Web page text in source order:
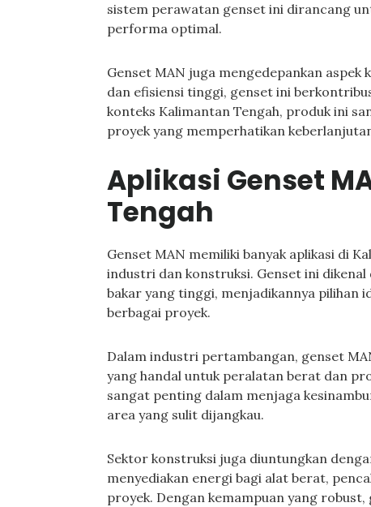
sistem perawatan genset ini dirancang
performa optimal.
Genset MAN juga mengedepankan
dan efisiensi tinggi, genset ini
konteks Kalimantan Tengah, produk ini
proyek yang memperhatikan
Aplikasi Genset
Tengah
Genset MAN memiliki banyak aplikasi di
industri dan konstruksi. Genset ini dikenal
bakar yang tinggi, menjadikannya pilihan
berbagai proyek.
Dalam industri pertambangan, genset
yang handal untuk peralatan berat dan
sangat penting dalam menjaga
area yang sulit dijangkau.
Sektor konstruksi juga diuntungkan
menyediakan energi bagi alat berat,
proyek. Dengan kemampuan yang